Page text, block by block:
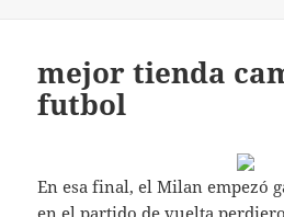
mejor tienda
futbol
En esa final, el Milan empezó
en el partido de vuelta